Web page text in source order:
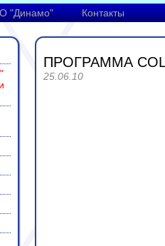
"Динамо" Контакты
ПРОГРАММА
25.06.10